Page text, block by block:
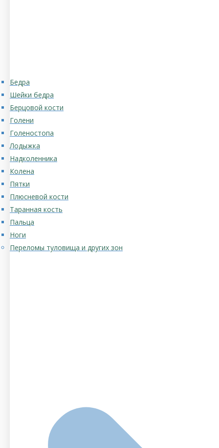
Бедра
Шейки бедра
Берцовой кости
Голени
Голеностопа
Лодыжка
Надколенника
Колена
Пятки
Плюсневой кости
Таранная кость
Пальца
Ноги
Переломы туловища и других зон